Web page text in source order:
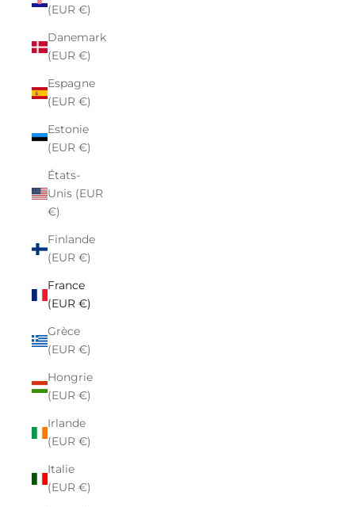
(EUR €)
Danemark
(EUR €)
Espagne
(EUR €)
Estonie
(EUR €)
États-
Unis (EUR
€)
Finlande
(EUR €)
France
(EUR €)
Grèce
(EUR €)
Hongrie
(EUR €)
Irlande
(EUR €)
Italie
(EUR €)